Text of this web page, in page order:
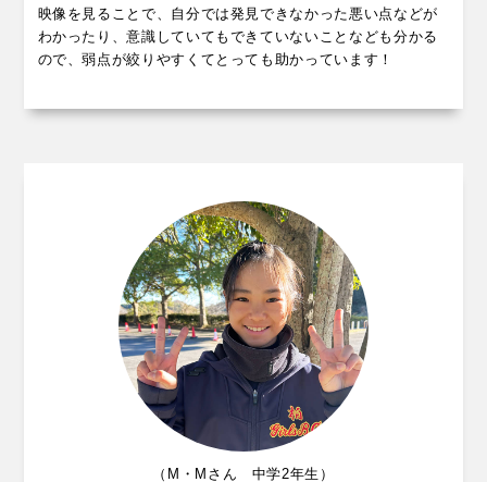
映像を見ることで、自分では発見できなかった悪い点などが
わかったり、意識していてもできていないことなども分かる
ので、弱点が絞りやすくてとっても助かっています！
（M・Mさん 中学2年生）